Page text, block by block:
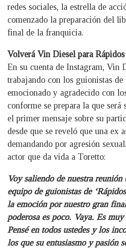
redes sociales, la estrella de
comenzado la preparación del
final de la franquicia.
Volverá Vin Diesel para
En su cuenta de Instagram, Vin
trabajando con los guionistas
emocionado y agradecido con
conforme se prepara la que será
el primer mensaje sobre su
desde que se reveló que una ex
demandando por agresión
actor que da vida a Toretto:
Voy saliendo de nuestra
equipo de guionistas de
la emoción por nuestro gran
poderosa es poco. Vaya. Es
Pensé en todos ustedes y los
los que su entusiasmo y pasión